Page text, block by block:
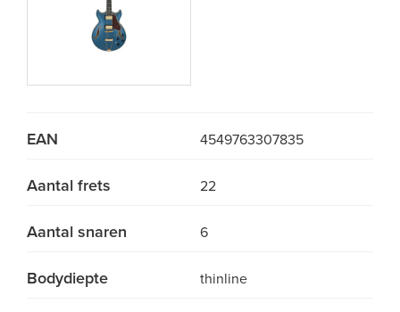
EAN 4549763307835
Aantal frets 22
Aantal snaren 6
Bodydiepte thinline